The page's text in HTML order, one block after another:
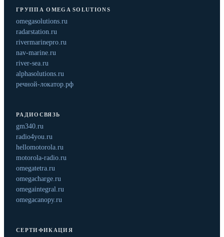
ГРУППА OMEGA SOLUTIONS
omegasolutions.ru
radarstation.ru
rivermarinepro.ru
nav-marine.ru
river-sea.ru
alphasolutions.ru
речной-локатор.рф
РАДИОСВЯЗЬ
gm340.ru
radio4you.ru
hellomotorola.ru
motorola-radio.ru
omegatetra.ru
omegacharge.ru
omegaintegral.ru
omegacanopy.ru
СЕРТИФИКАЦИЯ